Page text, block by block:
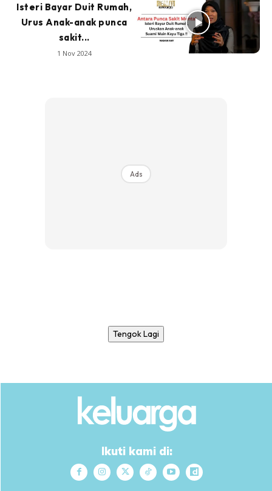
Isteri Bayar Duit Rumah,
Urus Anak-anak punca
sakit...
1 Nov 2024
Ads
Tengok Lagi
Ikuti kami di: